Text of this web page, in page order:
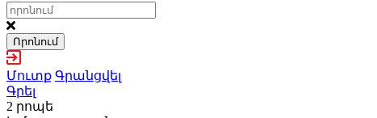
Որոնում
Մուտք Գրանցվել
Գրել
2 րոպե